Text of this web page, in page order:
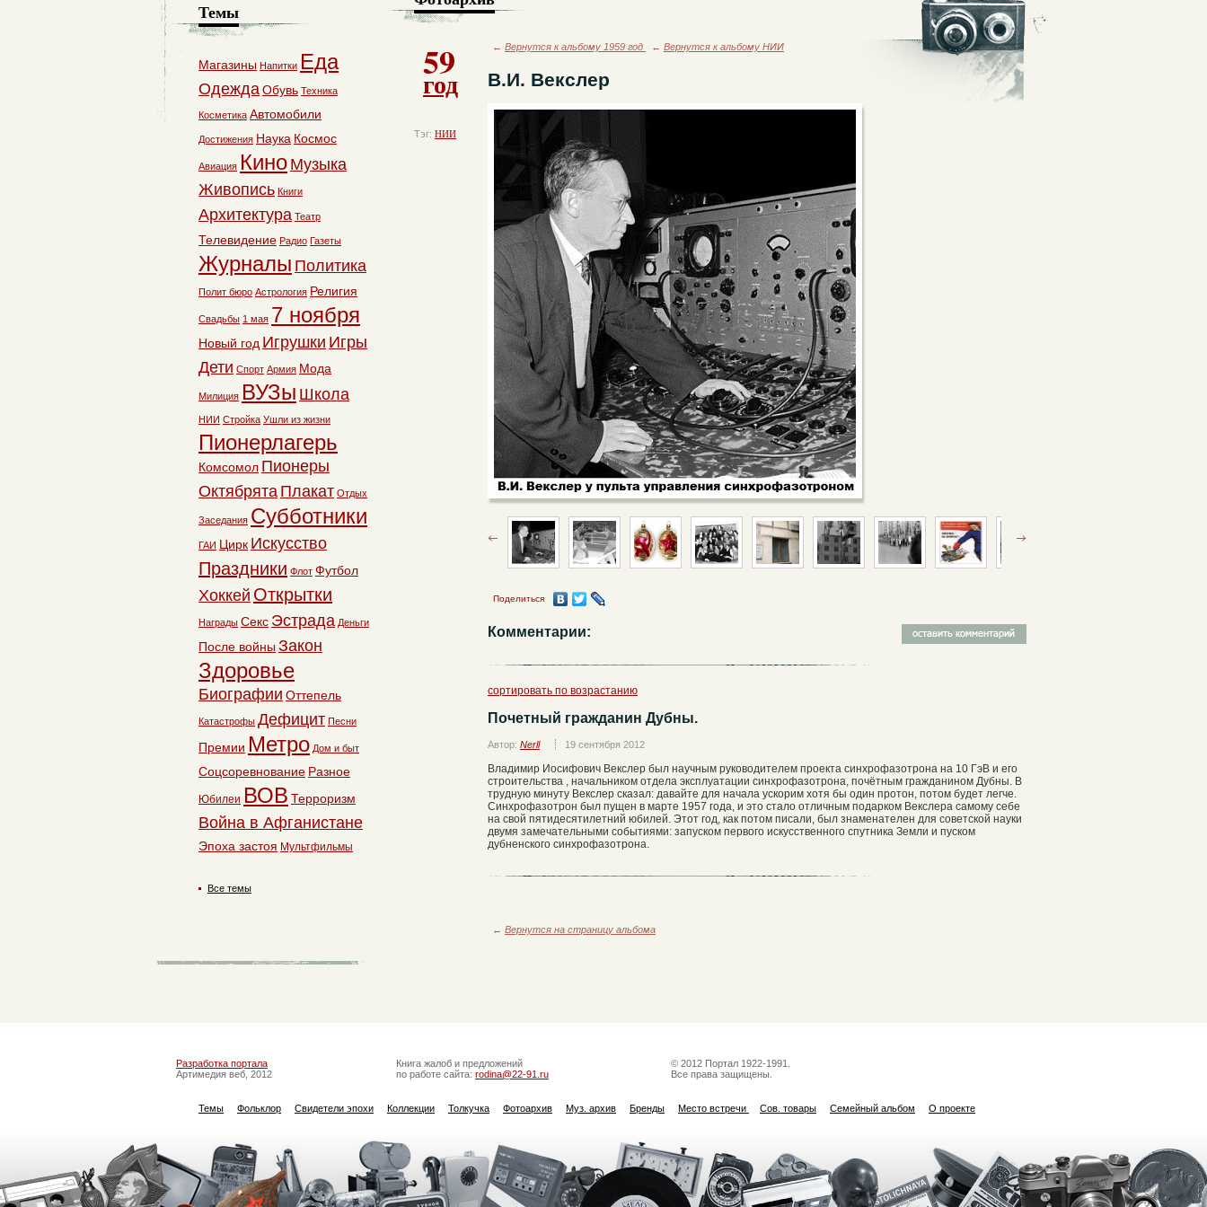
59
год
Тэг: НИИ
← Вернутся к альбому 1959 год ← Вернутся к альбому НИИ
В.И. Векслер
Поделиться
Комментарии:
сортировать по возрастанию
Почетный гражданин Дубны.
Автор: Nerll 19 сентября 2012
Владимир Иосифович Векслер был научным руководителем проекта синхрофазотрона на 10 ГэВ и его
строительства , начальником отдела эксплуатации синхрофазотрона, почётным гражданином Дубны. В
трудную минуту Векслер сказал: давайте для начала ускорим хотя бы один протон, потом будет легче.
Синхрофазотрон был пущен в марте 1957 года, и это стало отличным подарком Векслера самому себе
на свой пятидесятилетний юбилей. Этот год, как потом писали, был знаменателен для советской науки
двумя замечательными событиями: запуском первого искусственного спутника Земли и пуском
дубненского синхрофазотрона.
← Вернутся на страницу альбома
Темы
Магазины Напитки Еда
ОдеждаОбувь Техника
Косметика Автомобили
Достижения Наука Космос
Авиация Кино Музыка
Живопись Книги
Архитектура Театр
Телевидение Радио Газеты
Журналы Политика
Полит бюро Астрология Религия
Свадьбы 1 мая 7 ноября
Новый год Игрушки Игры
Дети Спорт Армия Мода
Милиция ВУЗы Школа
НИИ Стройка Ушли из жизни
Пионерлагерь
Комсомол Пионеры
Октябрята Плакат Отдых
Заседания Субботники
ГАИ Цирк Искусство
Праздники Флот Футбол
Хоккей Открытки
Награды Секс Эстрада Деньги
После войны Закон
Здоровье
Биографии Оттепель
Катастрофы Дефицит Песни
Премии Метро Дом и быт
Соцсоревнование Разное
Юбилеи ВОВ Терроризм
Война в Афганистане
Эпоха застоя Мультфильмы
Все темы
Разработка портала
Артимедия веб, 2012
Книга жалоб и предложений
по работе сайта: rodina@22-91.ru
© 2012 Портал 1922-1991.
Все права защищены.
Темы Фольклор Свидетели эпохи Коллекции Толкучка Фотоархив Муз. архив Бренды Место встречи Сов. товары Семейный альбом О проекте